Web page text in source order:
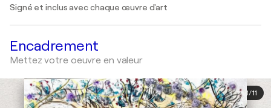
Signé et inclus avec chaque œuvre d'art
Encadrement
Mettez votre oeuvre en valeur
1/11